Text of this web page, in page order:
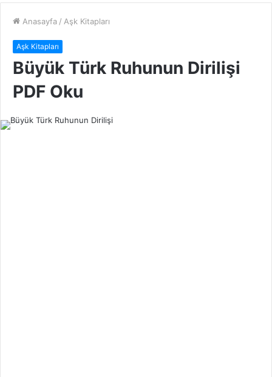
Anasayfa / Aşk Kitapları
Aşk Kitapları
Büyük Türk Ruhunun Dirilişi
PDF Oku